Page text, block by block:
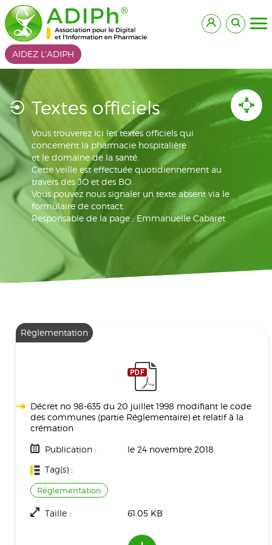
AIDEZ L'ADIPH
Textes officiels
Vous trouverez ici les textes officiels qui
concernent la pharmacie hospitalière
et le domaine de la santé.
Cette veille est effectuée quotidiennement au
travers des JO et des BO.
Vous pouvez nous signaler un texte absent via le
formulaire de contact.
Responsable de la page : Emmanuelle Cabaret
Règlementation
Décret no 98-635 du 20 juillet 1998 modifiant le code
des communes (partie Réglementaire) et relatif à la
crémation
Publication :
le 24 novembre 2018
Tag(s) :
Réglementation
Taille : 61.05 KB
1232